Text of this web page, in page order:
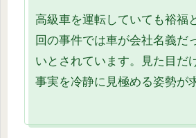
高級車を運転していても裕福
回の事件では車が会社名義だ
いとされています。見た目だ
事実を冷静に見極める姿勢が